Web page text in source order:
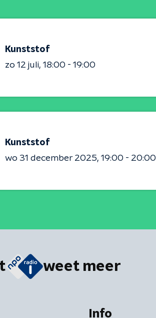
Kunststof
zo 12 juli 18:00 - 19:00
Kunststof
wo 31 december 2025 19:00 - 20:00
weet meer
Info